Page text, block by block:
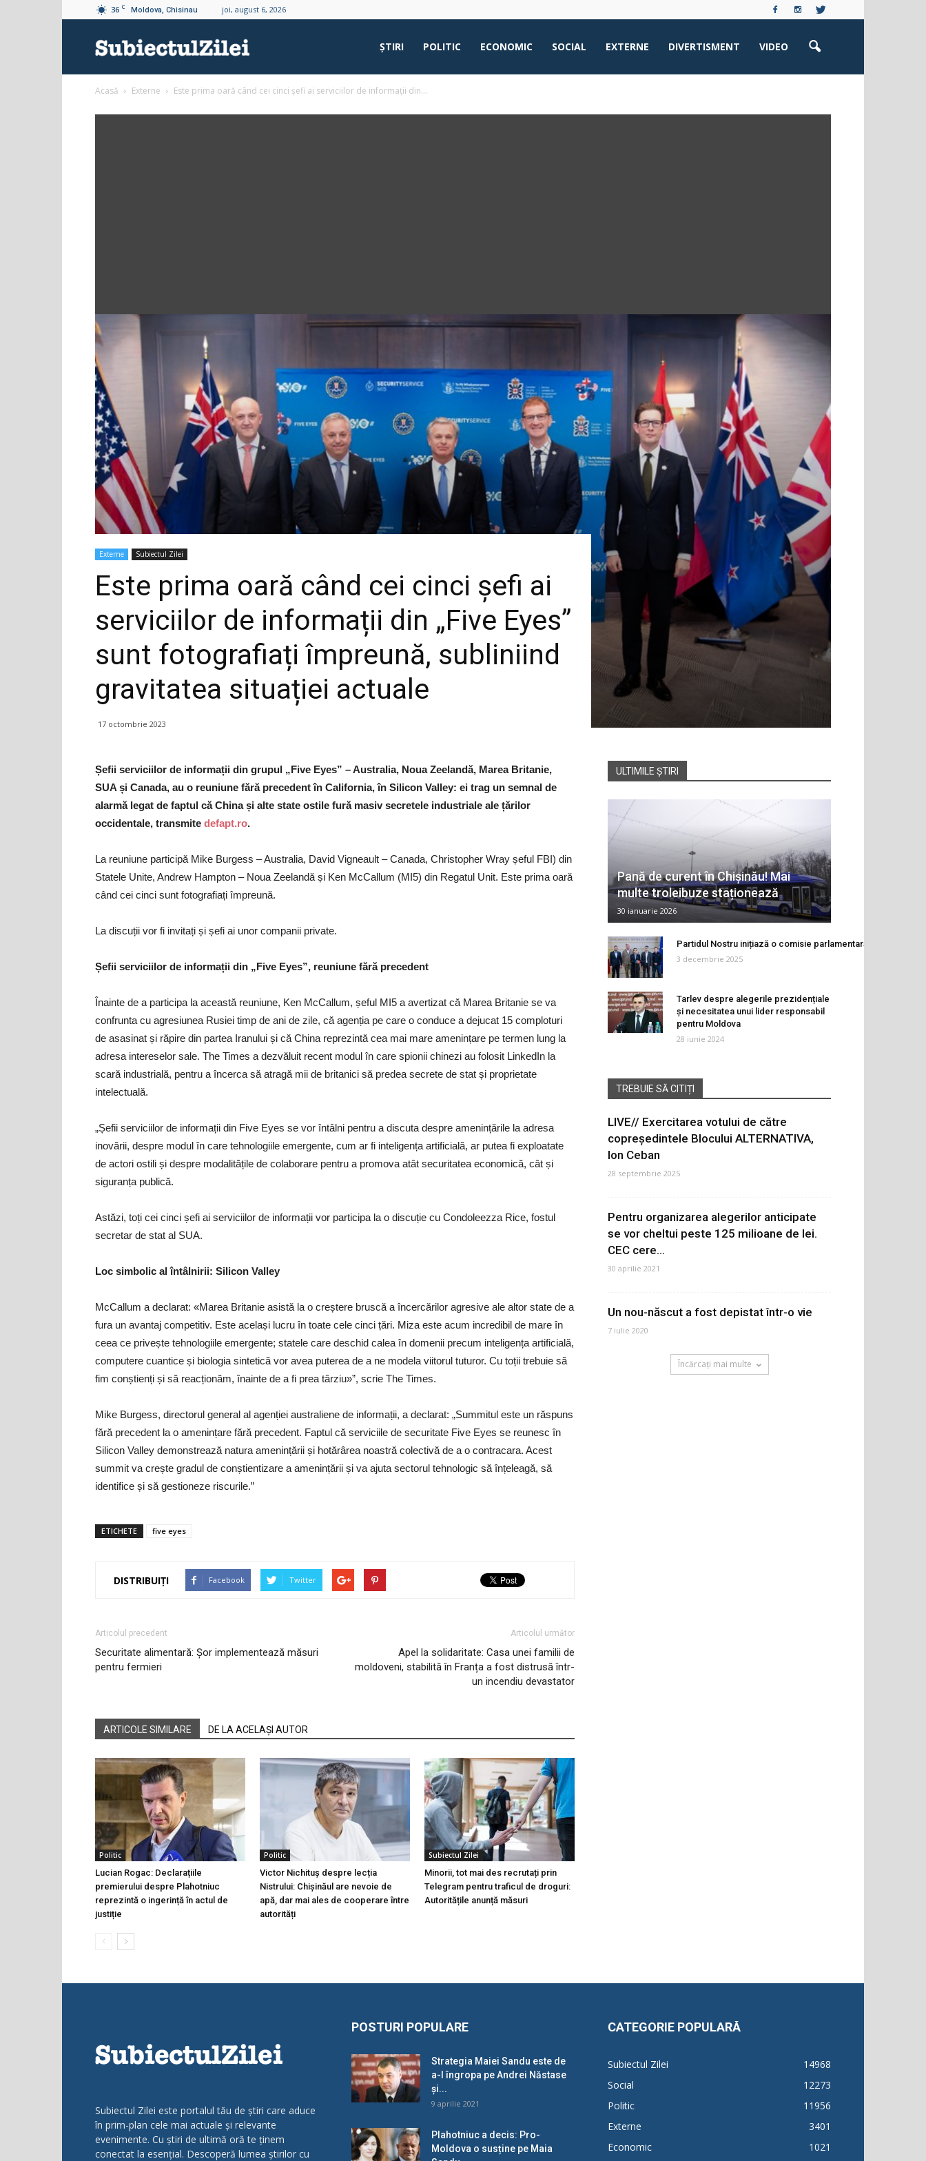
36 C Moldova, Chisinau joi, august 6, 2026
ŞTIRI POLITIC ECONOMIC SOCIAL EXTERNE DIVERTISMENT VIDEO
Acasă Externe Este prima oară când cei cinci șefi ai serviciilor de informații din...
Externe Subiectul Zilei
Este prima oară când cei cinci șefi ai
serviciilor de informații din „Five Eyes”
sunt fotografiați împreună, subliniind
gravitatea situației actuale
17 octombrie 2023
Șefii serviciilor de informații din grupul „Five Eyes” – Australia, Noua Zeelandă, Marea Britanie,
SUA și Canada, au o reuniune fără precedent în California, în Silicon Valley: ei trag un semnal de
alarmă legat de faptul că China și alte state ostile fură masiv secretele industriale ale țărilor
occidentale, transmite defapt.ro.
La reuniune participă Mike Burgess – Australia, David Vigneault – Canada, Christopher Wray șeful FBI) din
Statele Unite, Andrew Hampton – Noua Zeelandă și Ken McCallum (MI5) din Regatul Unit. Este prima oară
când cei cinci sunt fotografiați împreună.
La discuții vor fi invitați și șefi ai unor companii private.
Șefii serviciilor de informații din „Five Eyes”, reuniune fără precedent
Înainte de a participa la această reuniune, Ken McCallum, șeful MI5 a avertizat că Marea Britanie se va
confrunta cu agresiunea Rusiei timp de ani de zile, că agenția pe care o conduce a dejucat 15 comploturi
de asasinat și răpire din partea Iranului și că China reprezintă cea mai mare amenințare pe termen lung la
adresa intereselor sale. The Times a dezvăluit recent modul în care spionii chinezi au folosit LinkedIn la
scară industrială, pentru a încerca să atragă mii de britanici să predea secrete de stat și proprietate
intelectuală.
„Șefii serviciilor de informații din Five Eyes se vor întâlni pentru a discuta despre amenințările la adresa
inovării, despre modul în care tehnologiile emergente, cum ar fi inteligența artificială, ar putea fi exploatate
de actori ostili și despre modalitățile de colaborare pentru a promova atât securitatea economică, cât și
siguranța publică.
Astăzi, toți cei cinci șefi ai serviciilor de informații vor participa la o discuție cu Condoleezza Rice, fostul
secretar de stat al SUA.
Loc simbolic al întâlnirii: Silicon Valley
McCallum a declarat: «Marea Britanie asistă la o creștere bruscă a încercărilor agresive ale altor state de a
fura un avantaj competitiv. Este același lucru în toate cele cinci țări. Miza este acum incredibil de mare în
ceea ce privește tehnologiile emergente; statele care deschid calea în domenii precum inteligența artificială,
computere cuantice și biologia sintetică vor avea puterea de a ne modela viitorul tuturor. Cu toții trebuie să
fim conștienți și să reacționăm, înainte de a fi prea târziu»”, scrie The Times.
Mike Burgess, directorul general al agenției australiene de informații, a declarat: „Summitul este un răspuns
fără precedent la o amenințare fără precedent. Faptul că serviciile de securitate Five Eyes se reunesc în
Silicon Valley demonstrează natura amenințării și hotărârea noastră colectivă de a o contracara. Acest
summit va crește gradul de conștientizare a amenințării și va ajuta sectorul tehnologic să înțeleagă, să
identifice și să gestioneze riscurile.”
ETICHETE five eyes
DISTRIBUIȚI Facebook Twitter
Articolul precedent
Securitate alimentară: Șor implementează măsuri
pentru fermieri
Articolul următor
Apel la solidaritate: Casa unei familii de
moldoveni, stabilită în Franța a fost distrusă într-
un incendiu devastator
ARTICOLE SIMILARE DE LA ACELAȘI AUTOR
Politic
Lucian Rogac: Declarațiile
premierului despre Plahotniuc
reprezintă o ingerință în actul de
justiție
Politic
Victor Nichituș despre lecția
Nistrului: Chișinăul are nevoie de
apă, dar mai ales de cooperare între
autorități
Subiectul Zilei
Minorii, tot mai des recrutați prin
Telegram pentru traficul de droguri:
Autoritățile anunță măsuri
ULTIMILE ȘTIRI
Pană de curent în Chișinău! Mai
multe troleibuze staționează
30 ianuarie 2026
Partidul Nostru inițiază o comisie parlamentară de anchetă
3 decembrie 2025
Tarlev despre alegerile prezidențiale
și necesitatea unui lider responsabil
pentru Moldova
28 iunie 2024
TREBUIE SĂ CITIȚI
LIVE// Exercitarea votului de către
copreședintele Blocului ALTERNATIVA,
Ion Ceban
28 septembrie 2025
Pentru organizarea alegerilor anticipate
se vor cheltui peste 125 milioane de lei.
CEC cere...
30 aprilie 2021
Un nou-născut a fost depistat într-o vie
7 iulie 2020
Încărcați mai multe
Subiectul Zilei este portalul tău de știri care aduce
în prim-plan cele mai actuale și relevante
evenimente. Cu știri de ultimă oră te ținem
conectat la esențial. Descoperă lumea știrilor cu
POSTURI POPULARE
Strategia Maiei Sandu este de
a-l îngropa pe Andrei Năstase
și...
9 aprilie 2021
Plahotniuc a decis: Pro-
Moldova o susține pe Maia
CATEGORIE POPULARĂ
Subiectul Zilei
14968
Social
12273
Politic
11956
Externe
3401
Economic
1021